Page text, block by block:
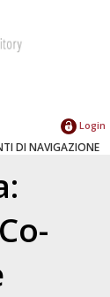
Login
DI NAVIGAZIONE